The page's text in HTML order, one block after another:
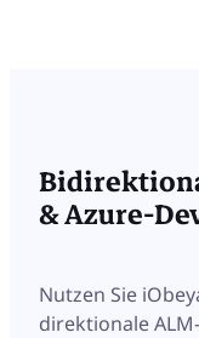
& Azure-
Nutzen Sie
direktionale